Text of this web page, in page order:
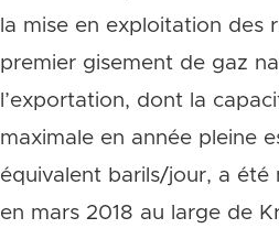
la mise en exploitation des
premier gisement de gaz
l’exportation, dont la
maximale en année pleine
équivalent barils/jour, a été
en mars 2018 au large de